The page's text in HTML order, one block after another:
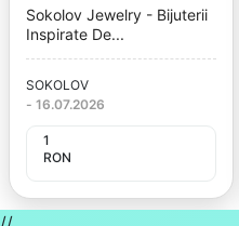
Sokolov Jewelry - Bijuterii
Inspirate De...
SOKOLOV
- 16.07.2026
1
RON